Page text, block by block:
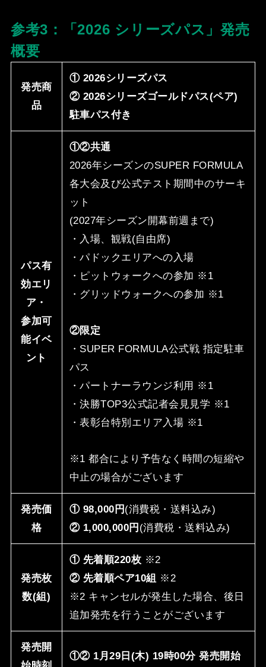
参考3：「2026 シリーズパス」発売
概要
発売商
品
① 2026シリーズパス
② 2026シリーズゴールドパス(ペア)
駐⾞パス付き
パス有
効エリ
ア・
参加可
能イベ
ント
①②共通
2026年シーズンのSUPER FORMULA
各⼤会及び公式テスト期間中のサーキ
ット
(2027年シーズン開幕前週まで)
・⼊場、観戦(⾃由席)
・パドックエリアへの⼊場
・ピットウォークへの参加 ※1
・グリッドウォークへの参加 ※1
②限定
・SUPER FORMULA公式戦 指定駐⾞
パス
・パートナーラウンジ利⽤ ※1
・決勝TOP3公式記者会⾒⾒学 ※1
・表彰台特別エリア⼊場 ※1
※1 都合により予告なく時間の短縮や
中⽌の場合がございます
発売価
格
① 98,000円 (消費税・送料込み)
② 1,000,000円 (消費税・送料込み)
発売枚
数(組)
① 先着順220枚 ※2
② 先着順ペア10組 ※2
※2 キャンセルが発⽣した場合、後⽇
追加発売を⾏うことがございます
発売開
①② 1⽉29⽇(⽊) 19時00分 発売開始